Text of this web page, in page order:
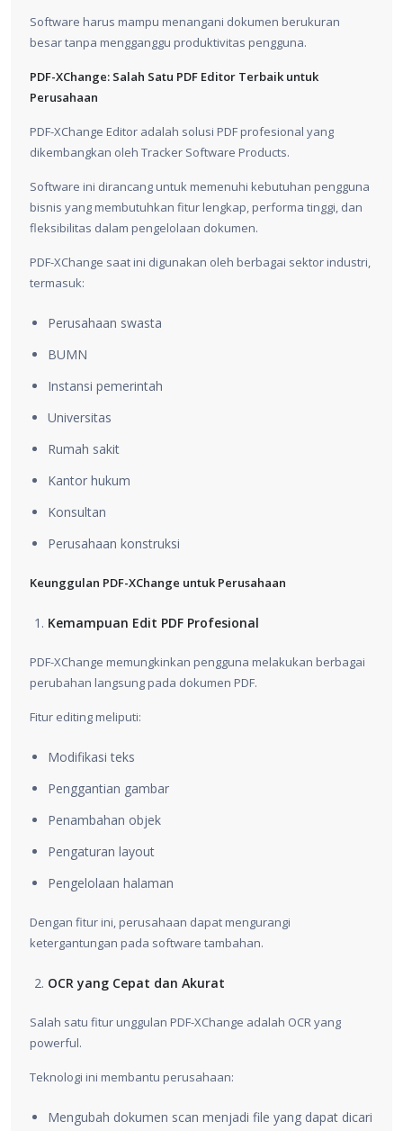
Software harus mampu menangani dokumen berukuran
besar tanpa mengganggu produktivitas pengguna.
PDF-XChange: Salah Satu PDF Editor Terbaik untuk
Perusahaan
PDF-XChange Editor adalah solusi PDF profesional yang
dikembangkan oleh Tracker Software Products.
Software ini dirancang untuk memenuhi kebutuhan pengguna
bisnis yang membutuhkan fitur lengkap, performa tinggi, dan
fleksibilitas dalam pengelolaan dokumen.
PDF-XChange saat ini digunakan oleh berbagai sektor industri,
termasuk:
Perusahaan swasta
BUMN
Instansi pemerintah
Universitas
Rumah sakit
Kantor hukum
Konsultan
Perusahaan konstruksi
Keunggulan PDF-XChange untuk Perusahaan
Kemampuan Edit PDF Profesional
PDF-XChange memungkinkan pengguna melakukan berbagai
perubahan langsung pada dokumen PDF.
Fitur editing meliputi:
Modifikasi teks
Penggantian gambar
Penambahan objek
Pengaturan layout
Pengelolaan halaman
Dengan fitur ini, perusahaan dapat mengurangi
ketergantungan pada software tambahan.
OCR yang Cepat dan Akurat
Salah satu fitur unggulan PDF-XChange adalah OCR yang
powerful.
Teknologi ini membantu perusahaan:
Mengubah dokumen scan menjadi file yang dapat dicari